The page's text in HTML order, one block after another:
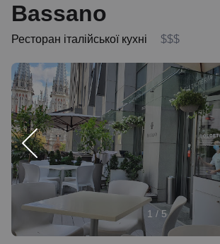
Bassano
Ресторан італійської кухні $$$
1 / 5